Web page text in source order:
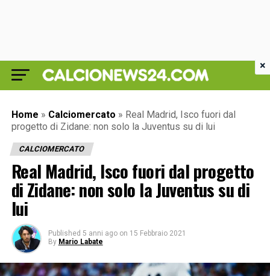
Home » Calciomercato » Real Madrid, Isco fuori dal
progetto di Zidane: non solo la Juventus su di lui
CALCIOMERCATO
Real Madrid, Isco fuori dal progetto
di Zidane: non solo la Juventus su di
lui
Published 5 anni ago on 15 Febbraio 2021
By Mario Labate
×